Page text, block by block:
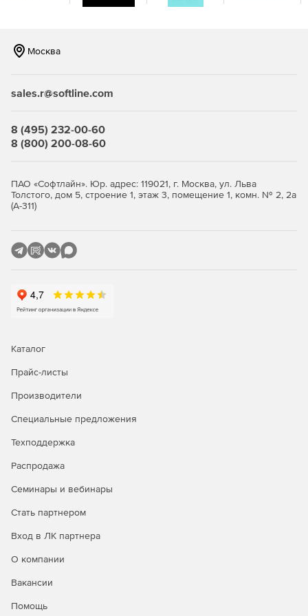
Москва
sales.r@softline.com
8 (495) 232-00-60
8 (800) 200-08-60
ПАО «Софтлайн». Юр. адрес: 119021, г. Москва, ул. Льва
Толстого, дом 5, строение 1, этаж 3, помещение 1, комн. № 2, 2а
(А-311)
Каталог
Прайс-листы
Производители
Специальные предложения
Техподдержка
Распродажа
Семинары и вебинары
Стать партнером
Вход в ЛК партнера
О компании
Вакансии
Помощь